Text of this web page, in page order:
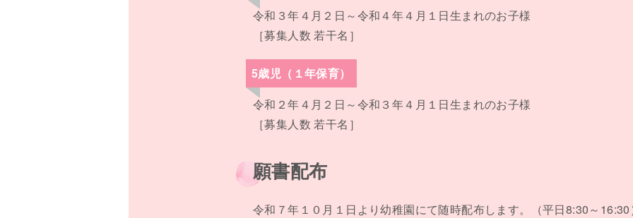
令和３年４月２日～令和４年４月１日生まれのお子様
［募集人数 若干名］
5歳児（１年保育）
令和２年４月２日～令和３年４月１日生まれのお子様
［募集人数 若干名］
願書配布
令和７年１０月１日より幼稚園にて随時配布します。（平日8:30～16:30